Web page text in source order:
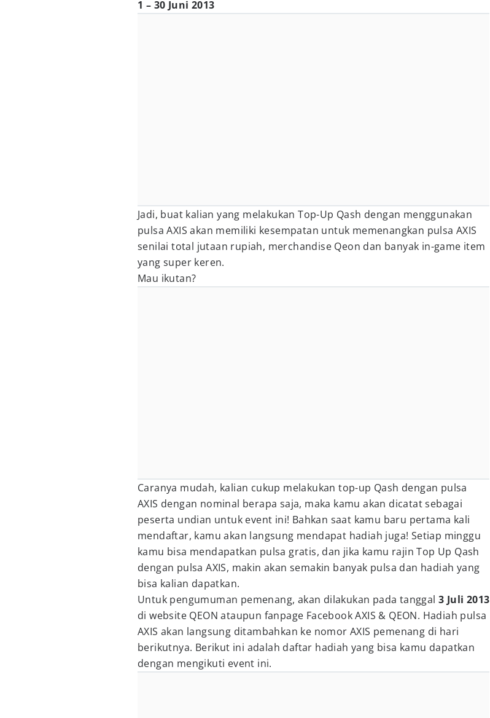
1 – 30 Juni 2013
Jadi, buat kalian yang melakukan Top-Up Qash dengan menggunakan
pulsa AXIS akan memiliki kesempatan untuk memenangkan pulsa AXIS
senilai total jutaan rupiah, merchandise Qeon dan banyak in-game item
yang super keren.
Mau ikutan?
Caranya mudah, kalian cukup melakukan top-up Qash dengan pulsa
AXIS dengan nominal berapa saja, maka kamu akan dicatat sebagai
peserta undian untuk event ini! Bahkan saat kamu baru pertama kali
mendaftar, kamu akan langsung mendapat hadiah juga! Setiap minggu
kamu bisa mendapatkan pulsa gratis, dan jika kamu rajin Top Up Qash
dengan pulsa AXIS, makin akan semakin banyak pulsa dan hadiah yang
bisa kalian dapatkan.
Untuk pengumuman pemenang, akan dilakukan pada tanggal 3 Juli 2013
di website QEON ataupun fanpage Facebook AXIS & QEON. Hadiah pulsa
AXIS akan langsung ditambahkan ke nomor AXIS pemenang di hari
berikutnya. Berikut ini adalah daftar hadiah yang bisa kamu dapatkan
dengan mengikuti event ini.